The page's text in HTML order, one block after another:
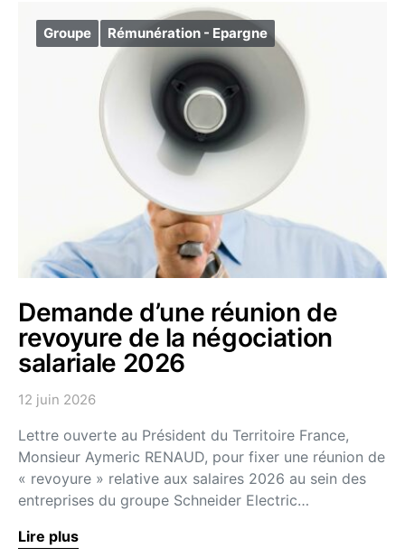
Groupe Rémunération - Epargne
Demande d’une réunion de
revoyure de la négociation
salariale 2026
12 juin 2026
Lettre ouverte au Président du Territoire France,
Monsieur Aymeric RENAUD, pour fixer une réunion de
« revoyure » relative aux salaires 2026 au sein des
entreprises du groupe Schneider Electric…
Lire plus